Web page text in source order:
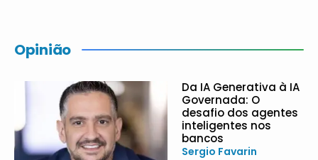
Opinião
Da IA Generativa à IA
Governada: O
desafio dos agentes
inteligentes nos
bancos
Sergio Favarin